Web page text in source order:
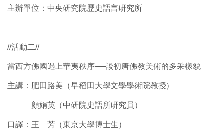
主辦單位：中央研究院歷史語言研究所
//活動二//
當西方佛國遇上華夷秩序──談初唐佛教美術的多采樣貌
主講：肥田路美（早稻田大學文學學術院教授）
顏娟英（中研院史語所研究員）
口譯：王 芳（東京大學博士生）